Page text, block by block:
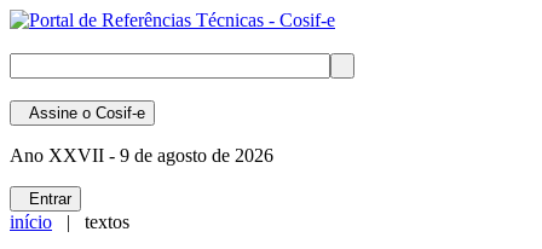
Assine o Cosif-e
Ano XXVII - 9 de agosto de 2026
Entrar
início | textos